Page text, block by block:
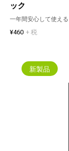
ック
一年間安心して使え
¥460 + 税
新製品